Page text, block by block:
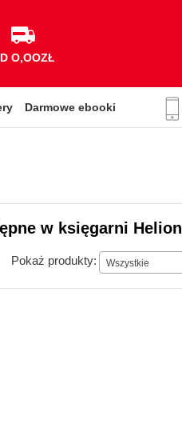
O,OOZŁ
Darmowe ebooki
w księgarni Helion
Pokaż produkty: Wszystkie